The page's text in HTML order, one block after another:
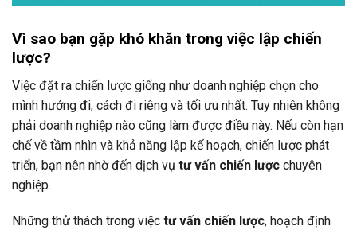
Vì sao bạn gặp khó khăn trong việc lập chiến
lược?
Việc đặt ra chiến lược giống như doanh nghiệp chọn cho
mình hướng đi, cách đi riêng và tối ưu nhất. Tuy nhiên không
phải doanh nghiệp nào cũng làm được điều này. Nếu còn hạn
chế về tầm nhìn và khả năng lập kế hoạch, chiến lược phát
triển, bạn nên nhờ đến dịch vụ tư vấn chiến lược chuyên
nghiệp.
Những thử thách trong việc tư vấn chiến lược, hoạch định